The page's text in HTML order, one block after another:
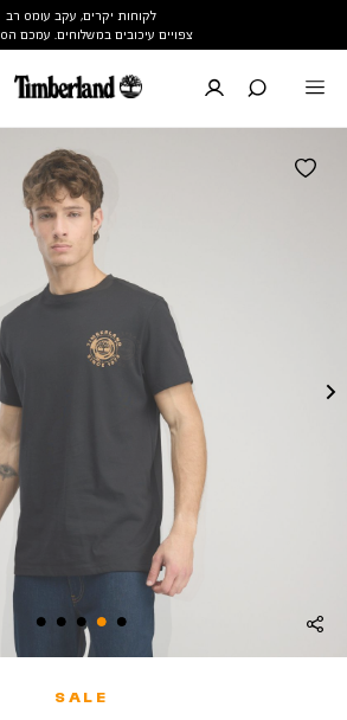
לקוחות יקרים, עקב עומס רב
צפויים עיכובים במשלוחים. עמכם
SALE